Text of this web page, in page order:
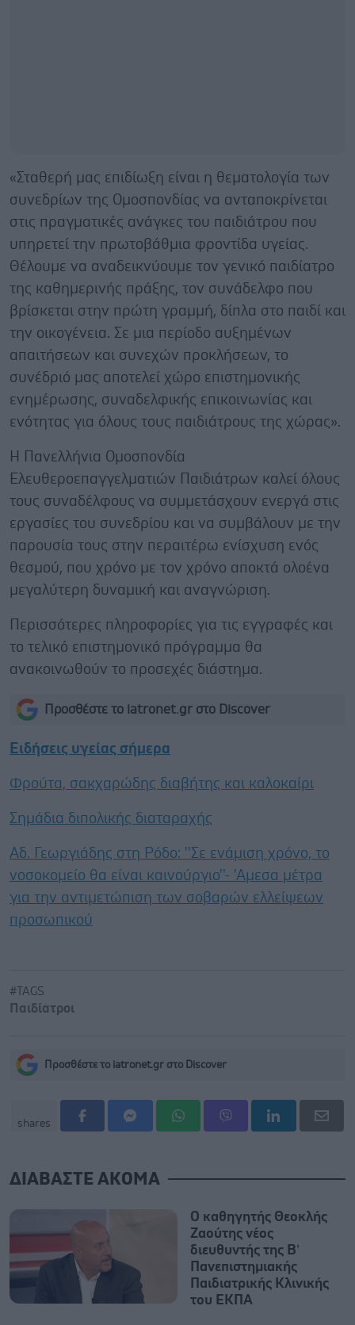
«Σταθερή μας επιδίωξη είναι η θεματολογία των
συνεδρίων της Ομοσπονδίας να ανταποκρίνεται
στις πραγματικές ανάγκες του παιδιάτρου που
υπηρετεί την πρωτοβάθμια φροντίδα υγείας.
Θέλουμε να αναδεικνύουμε τον γενικό παιδίατρο
της καθημερινής πράξης, τον συνάδελφο που
βρίσκεται στην πρώτη γραμμή, δίπλα στο παιδί και
την οικογένεια. Σε μια περίοδο αυξημένων
απαιτήσεων και συνεχών προκλήσεων, το
συνέδριό μας αποτελεί χώρο επιστημονικής
ενημέρωσης, συναδελφικής επικοινωνίας και
ενότητας για όλους τους παιδιάτρους της χώρας».
Η Πανελλήνια Ομοσπονδία
Ελευθεροεπαγγελματιών Παιδιάτρων καλεί όλους
τους συναδέλφους να συμμετάσχουν ενεργά στις
εργασίες του συνεδρίου και να συμβάλουν με την
παρουσία τους στην περαιτέρω ενίσχυση ενός
θεσμού, που χρόνο με τον χρόνο αποκτά ολοένα
μεγαλύτερη δυναμική και αναγνώριση.
Περισσότερες πληροφορίες για τις εγγραφές και
το τελικό επιστημονικό πρόγραμμα θα
ανακοινωθούν το προσεχές διάστημα.
Προσθέστε το iatronet.gr στο Discover
Ειδήσεις υγείας σήμερα
Φρούτα, σακχαρώδης διαβήτης και καλοκαίρι
Σημάδια διπολικής διαταραχής
Αδ. Γεωργιάδης στη Ρόδο: ''Σε ενάμιση χρόνο, το
νοσοκομείο θα είναι καινούργιο''- 'Αμεσα μέτρα
για την αντιμετώπιση των σοβαρών ελλείψεων
προσωπικού
#TAGS
Παιδίατροι
Προσθέστε το iatronet.gr στο Discover
shares
ΔΙΑΒΑΣΤΕ ΑΚΟΜΑ
Ο καθηγητής Θεοκλής
Ζαούτης νέος
διευθυντής της Β’
Πανεπιστημιακής
Παιδιατρικής Κλινικής
του ΕΚΠΑ